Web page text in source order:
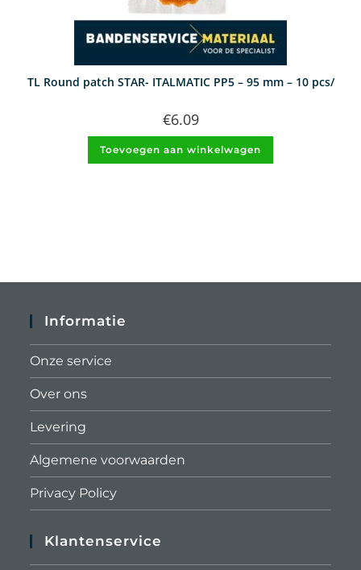
TL Round patch STAR- ITALMATIC PP5 – 95 mm – 10 pcs/
€6.09
Toevoegen aan winkelwagen
Informatie
Onze service
Over ons
Levering
Algemene voorwaarden
Privacy Policy
Klantenservice